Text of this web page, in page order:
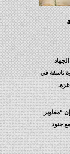
ناسفة في
غزة.
“مغاوير
جنود